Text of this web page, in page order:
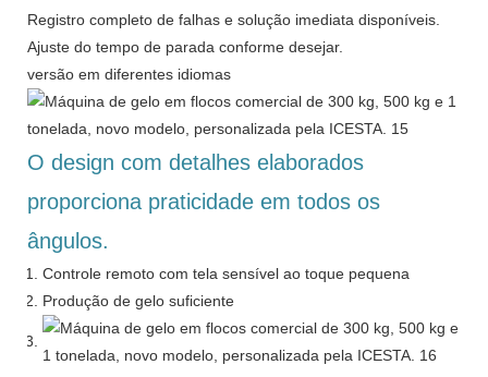
Registro completo de falhas e solução imediata disponíveis.
Ajuste do tempo de parada conforme desejar.
versão em diferentes idiomas
O design com detalhes elaborados
proporciona praticidade em todos os
ângulos.
Controle remoto com tela sensível ao toque pequena
Produção de gelo suficiente